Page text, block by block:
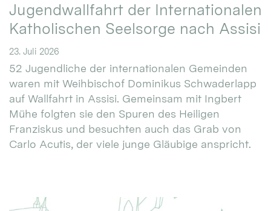
Jugendwallfahrt der Internationalen
Katholischen Seelsorge nach Assisi
23. Juli 2026
52 Jugendliche der internationalen Gemeinden
waren mit Weihbischof Dominikus Schwaderlapp
auf Wallfahrt in Assisi. Gemeinsam mit Ingbert
Mühe folgten sie den Spuren des Heiligen
Franziskus und besuchten auch das Grab von
Carlo Acutis, der viele junge Gläubige anspricht.